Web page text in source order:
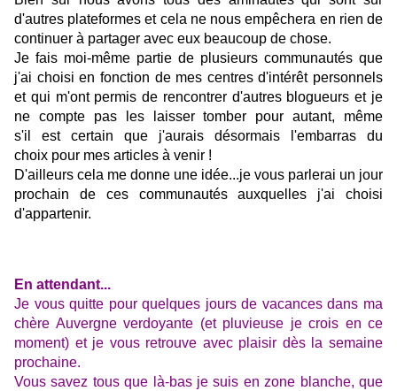
d'autres plateformes et cela ne nous empêchera en rien de
continuer à partager avec eux beaucoup de chose.
Je fais moi-même partie de plusieurs communautés que
j'ai choisi en fonction de mes centres d'intérêt personnels
et qui m'ont permis de rencontrer d'autres blogueurs et je
ne compte pas les laisser tomber pour autant, même
s'il est certain que j'aurais désormais l'embarras du
choix pour mes articles à venir !
D'ailleurs cela me donne une idée...je vous parlerai un jour
prochain de ces communautés auxquelles j'ai choisi
d'appartenir.
En attendant...
Je vous quitte pour quelques jours de vacances dans ma
chère Auvergne verdoyante (et pluvieuse je crois en ce
moment) et je vous retrouve avec plaisir dès la semaine
prochaine.
Vous savez tous que là-bas je suis en zone blanche, que